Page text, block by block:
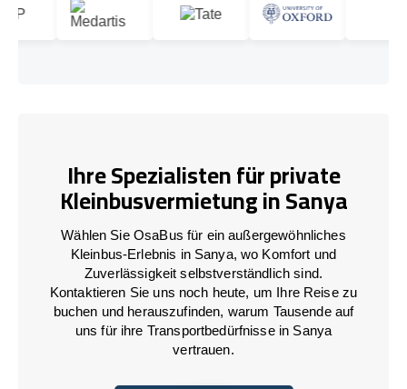
Ihre Spezialisten für private
Kleinbusvermietung in Sanya
Wählen Sie OsaBus für ein außergewöhnliches
Kleinbus-Erlebnis in Sanya, wo Komfort und
Zuverlässigkeit selbstverständlich sind.
Kontaktieren Sie uns noch heute, um Ihre Reise zu
buchen und herauszufinden, warum Tausende auf
uns für ihre Transportbedürfnisse in Sanya
vertrauen.